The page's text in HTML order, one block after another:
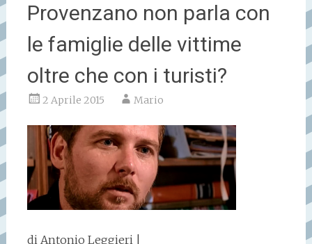
Provenzano non parla con
le famiglie delle vittime
oltre che con i turisti?
2 Aprile 2015 Mario
di Antonio Leggieri |